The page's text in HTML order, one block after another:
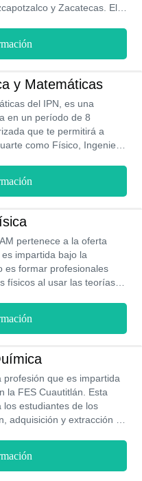
y Zacatecas. El
para que puedan
de producir productos
y Matemáticas
del IPN, es una
en un período de 8
que te permitirá a
como Físico, Ingeniero
que de igual forma otorga
de la institución.
pertenece a la oferta
impartida bajo la
es formar profesionales
físicos al usar las teorías
a 4 años y medio
de esta carrera
$11,000 MXN al mes.
que es impartida
la FES Cuautitlán. Esta
estudiantes de los
adquisición y extracción de
que la para para un
promedio es de $ 72,000